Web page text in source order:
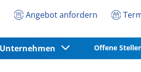
Angebot anfordern
Unternehmen Offene